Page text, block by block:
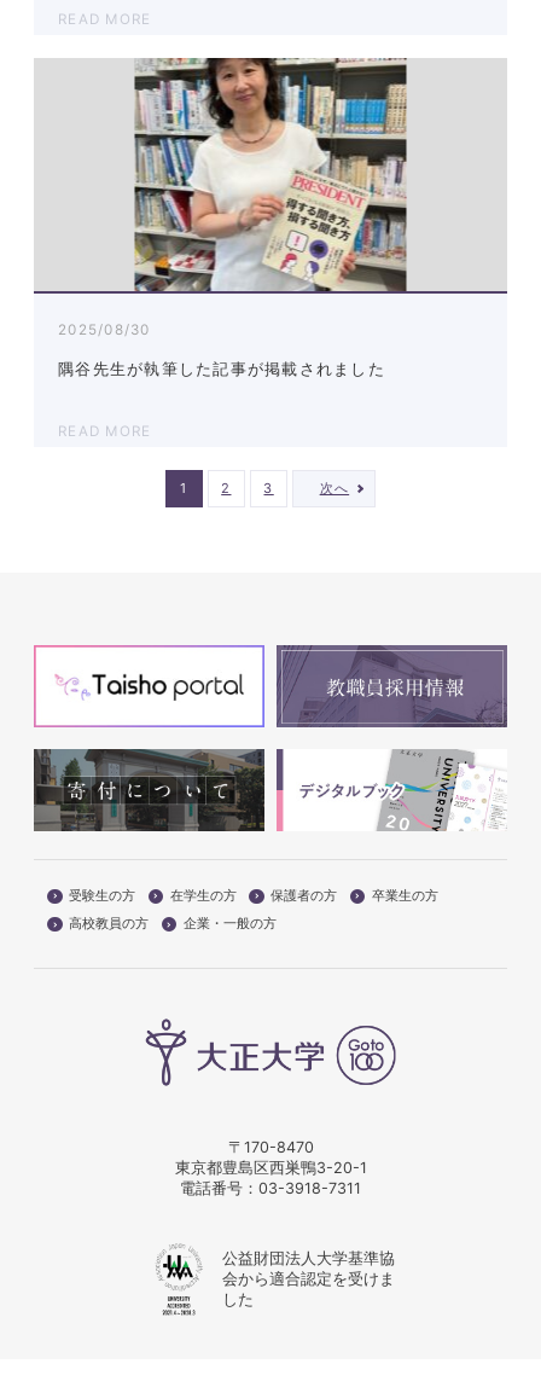
READ MORE
2025/08/30
隅谷先生が執筆した記事が掲載されました
READ MORE
1 2 3 次へ
受験生の方 在学生の方 保護者の方
卒業生の方
高校教員の方
企業・一般の方
〒170-8470
東京都豊島区西巣鴨3-20-1
電話番号： 03-3918-7311
公益財団法人大学基準協
会から適合認定を受けま
した